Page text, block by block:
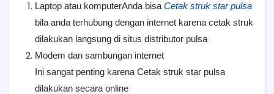
Laptop atau komputerAnda bisa Cetak struk star pulsa
bila anda terhubung dengan internet karena cetak struk
dilakukan langsung di situs distributor pulsa
Modem dan sambungan internet
Ini sangat penting karena Cetak struk star pulsa
dilakukan secara online